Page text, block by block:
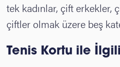
tek kadınlar, çift erkekler,
çiftler olmak üzere beş
Tenis Kortu ile